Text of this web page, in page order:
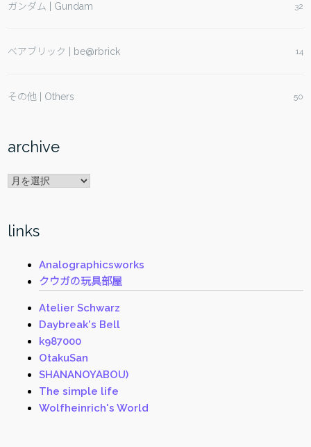
ガンダム | Gundam 32
ベアブリック | be@rbrick 14
その他 | Others 50
archive
archive
links
Analographicsworks
クウガの玩具部屋
Atelier Schwarz
Daybreak's Bell
k987000
OtakuSan
SHANANOYABOU)
The simple life
Wolfheinrich's World